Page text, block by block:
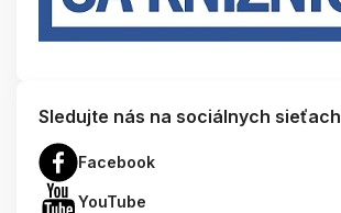
Sledujte nás na sociálnych sieťach
Facebook
YouTube